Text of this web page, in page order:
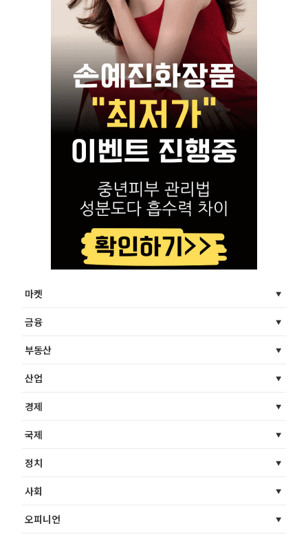
마켓
금융
부동산
산업
경제
국제
정치
사회
오피니언